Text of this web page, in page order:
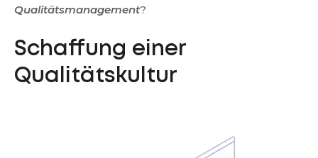
Qualitätsmanagement?
Schaffung einer
Qualitätskultur